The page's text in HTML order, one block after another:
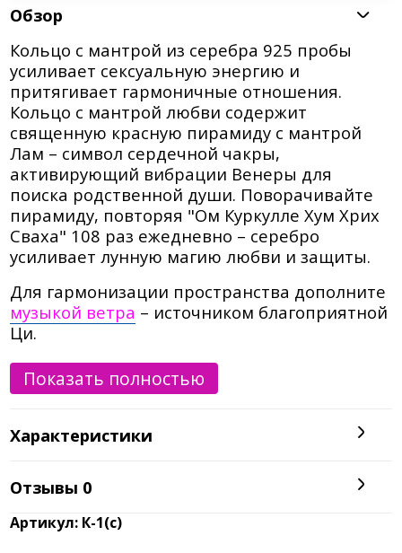
Обзор
Кольцо с мантрой из серебра 925 пробы
усиливает сексуальную энергию и
притягивает гармоничные отношения.
Кольцо с мантрой любви содержит
священную красную пирамиду с мантрой
Лам – символ сердечной чакры,
активирующий вибрации Венеры для
поиска родственной души. Поворачивайте
пирамиду, повторяя "Ом Куркулле Хум Хрих
Сваха" 108 раз ежедневно – серебро
усиливает лунную магию любви и защиты.
Для гармонизации пространства дополните
музыкой ветра – источником благоприятной
Ци.
Секреты силы серебряного кольца
любви
Серебро связанно с Луной: очищает ауру,
защищает от сглаза, усиливает женскую
мантра Анахаты) пробуждает страсть,
Показать полностью
Характеристики
Отзывы 0
Артикул: К-1(с)